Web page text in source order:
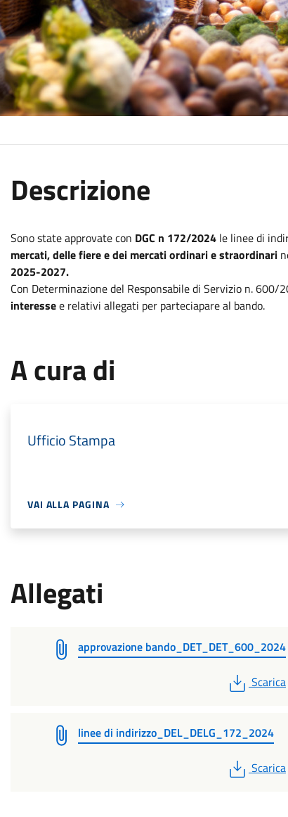
Descrizione
Sono state approvate con DGC n 172/2024le linee di
mercati, delle fiere e dei mercati ordinari e straordinari
2025-2027.
Con Determinazione del Responsabile di Servizio n. 600/
interessee relativi allegati per parteciapare al bando.
A cura di
Ufficio Stampa
VAI ALLA PAGINA
Allegati
approvazione bando_DET_DET_600_2024
PDF
Scarica
linee di indirizzo_DEL_DELG_172_2024
PDF
Scarica